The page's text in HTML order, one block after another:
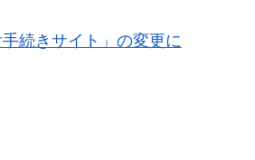
続きサイト」の変更に